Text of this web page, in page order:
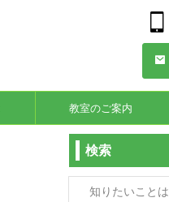
教室のご案内
検索